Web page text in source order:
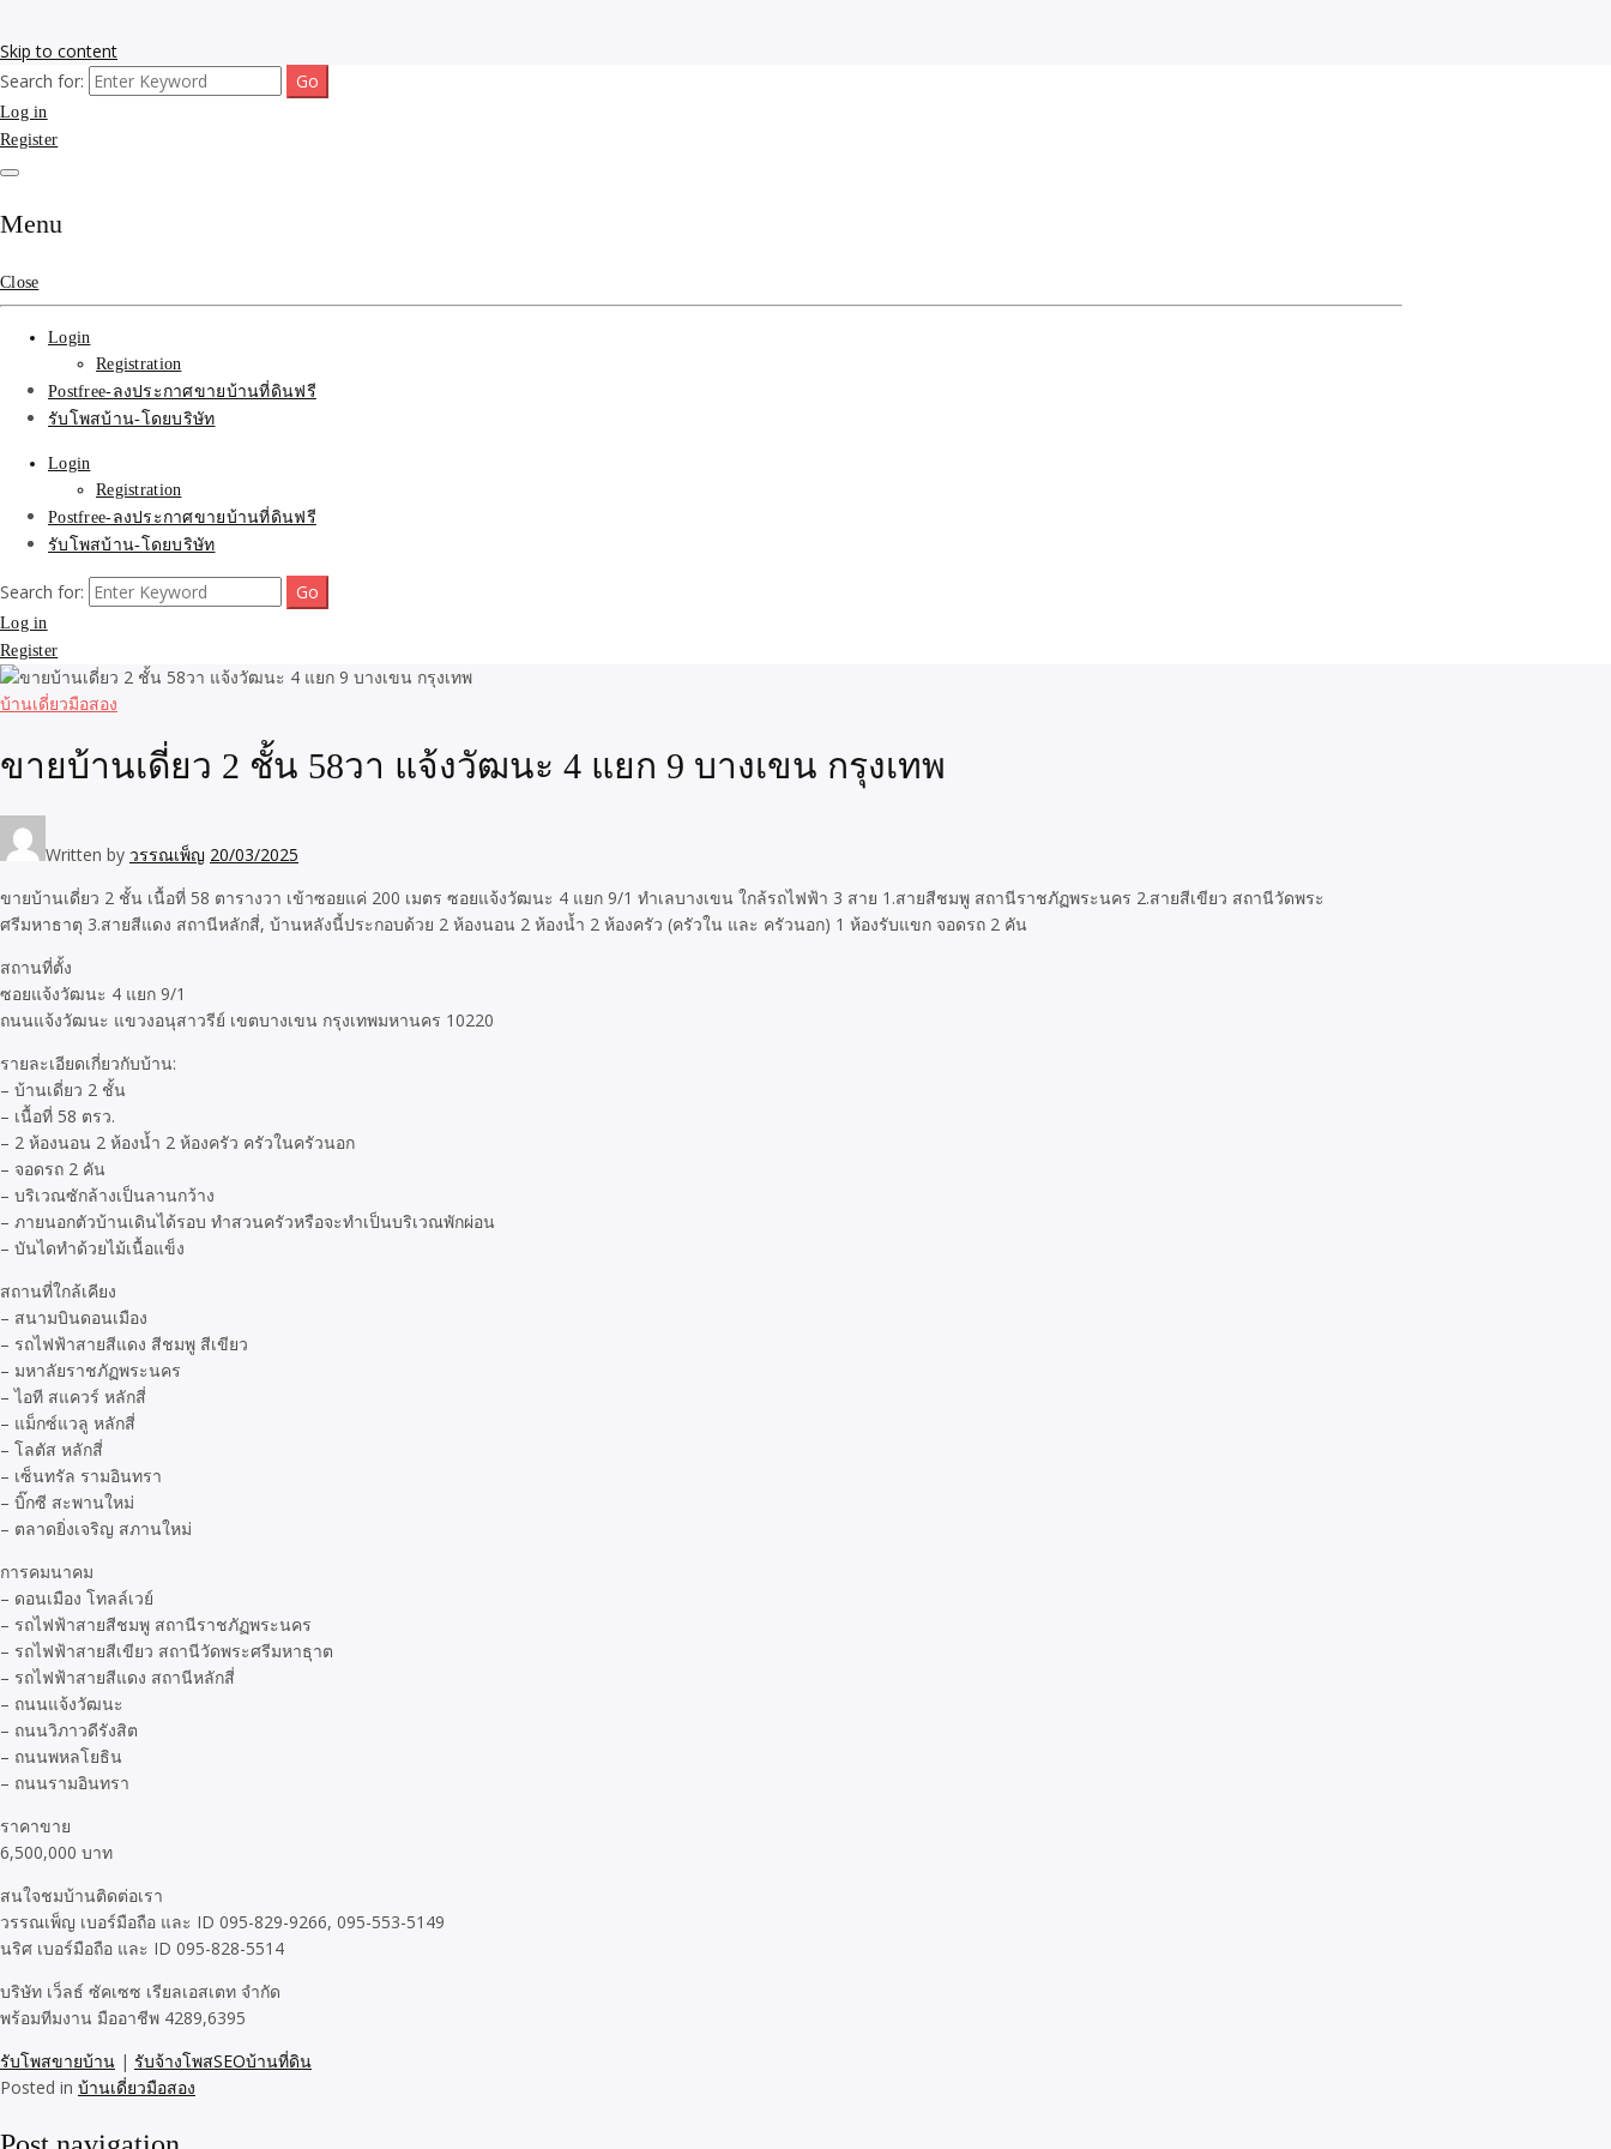
Skip to content
รับจ้างโพสขายบ้าน ติดAI Search รับทำSEOรายเดือน ติดหน้า1google ราคาถูกมาก
SEOขายของ บ้านที่ดินฟรีประกาศ ที่เดียวในเมืองไทย
รับโพสต์เว็บขายบ้าน อสังหา ทำSEOรายเดือนราคาถูก เน้นติดAI โพสต์ประกาศบ้านที่ดินฟรี SEOขายบ้าน รับจ้างโพสต์บ้านที่ดินติดหน้า1goolge ราคาถูกที่สุด ฟรีลงประกาศอสังหา รับทำSEOขายสินค้า
Search for:
Log in
Register
Menu
Close
Login
Registration
Postfree-ลงประกาศขายบ้านที่ดินฟรี
รับโพสบ้าน-โดยบริษัท
Login
Registration
Postfree-ลงประกาศขายบ้านที่ดินฟรี
รับโพสบ้าน-โดยบริษัท
Search for:
Log in
Register
บ้านเดี่ยวมือสอง
ขายบ้านเดี่ยว 2 ชั้น 58วา แจ้งวัฒนะ 4 แยก 9 บางเขน กรุงเทพ
Written by วรรณเพ็ญ 20/03/2025
ขายบ้านเดี่ยว 2 ชั้น เนื้อที่ 58 ตารางวา เข้าซอยแค่ 200 เมตร ซอยแจ้งวัฒนะ 4 แยก 9/1 ทำเลบางเขน ใกล้รถไฟฟ้า 3 สาย 1.สายสีชมพู สถานีราชภัฏพระนคร 2.สายสีเขียว สถานีวัดพระ
ศรีมหาธาตุ 3.สายสีแดง สถานีหลักสี่, บ้านหลังนี้ประกอบด้วย 2 ห้องนอน 2 ห้องน้ำ 2 ห้องครัว (ครัวใน และ ครัวนอก) 1 ห้องรับแขก จอดรถ 2 คัน
สถานที่ตั้ง
ซอยแจ้งวัฒนะ 4 แยก 9/1
ถนนแจ้งวัฒนะ แขวงอนุสาวรีย์ เขตบางเขน กรุงเทพมหานคร 10220
รายละเอียดเกี่ยวกับบ้าน:
– บ้านเดี่ยว 2 ชั้น
– เนื้อที่ 58 ตรว.
– 2 ห้องนอน 2 ห้องน้ำ 2 ห้องครัว ครัวในครัวนอก
– จอดรถ 2 คัน
– บริเวณซักล้างเป็นลานกว้าง
– ภายนอกตัวบ้านเดินได้รอบ ทำสวนครัวหรือจะทำเป็นบริเวณพักผ่อน
– บันไดทำด้วยไม้เนื้อแข็ง
สถานที่ใกล้เคียง
– สนามบินดอนเมือง
– รถไฟฟ้าสายสีแดง สีชมพู สีเขียว
– มหาลัยราชภัฏพระนคร
– ไอที สแควร์ หลักสี่
– แม็กซ์แวลู หลักสี่
– โลตัส หลักสี่
– เซ็นทรัล รามอินทรา
– บิ๊กซี สะพานใหม่
– ตลาดยิ่งเจริญ สภานใหม่
การคมนาคม
– ดอนเมือง โทลล์เวย์
– รถไฟฟ้าสายสีชมพู สถานีราชภัฏพระนคร
– รถไฟฟ้าสายสีเขียว สถานีวัดพระศรีมหาธุาต
– รถไฟฟ้าสายสีแดง สถานีหลักสี่
– ถนนแจ้งวัฒนะ
– ถนนวิภาวดีรังสิต
– ถนนพหลโยธิน
– ถนนรามอินทรา
ราคาขาย
6,500,000 บาท
สนใจชมบ้านติดต่อเรา
วรรณเพ็ญ เบอร์มือถือ และ ID 095-829-9266, 095-553-5149
นริศ เบอร์มือถือ และ ID 095-828-5514
บริษัท เว็ลธ์ ซัคเซซ เรียลเอสเตท จำกัด
พร้อมทีมงาน มืออาชีพ 4289,6395
รับโพสขายบ้าน | รับจ้างโพสSEOบ้านที่ดิน
Posted in บ้านเดี่ยวมือสอง